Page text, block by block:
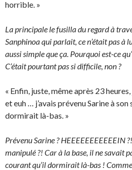
horrible. »
La principale le fusilla du regard à
Sanphinoa qui parlait, ce n’était pas à
aussi simple que ça. Pourquoi est-ce
C’était pourtant pas si difficile, non ?
« Enfin, juste, même après 23
et euh … j’avais prévenu Sarine à son
dormirait là-bas. »
Prévenu Sarine ? HEEEEEEEEEEEIN
manipulé ?! Car à la base, il ne savait
courant qu’il dormirait là-bas !